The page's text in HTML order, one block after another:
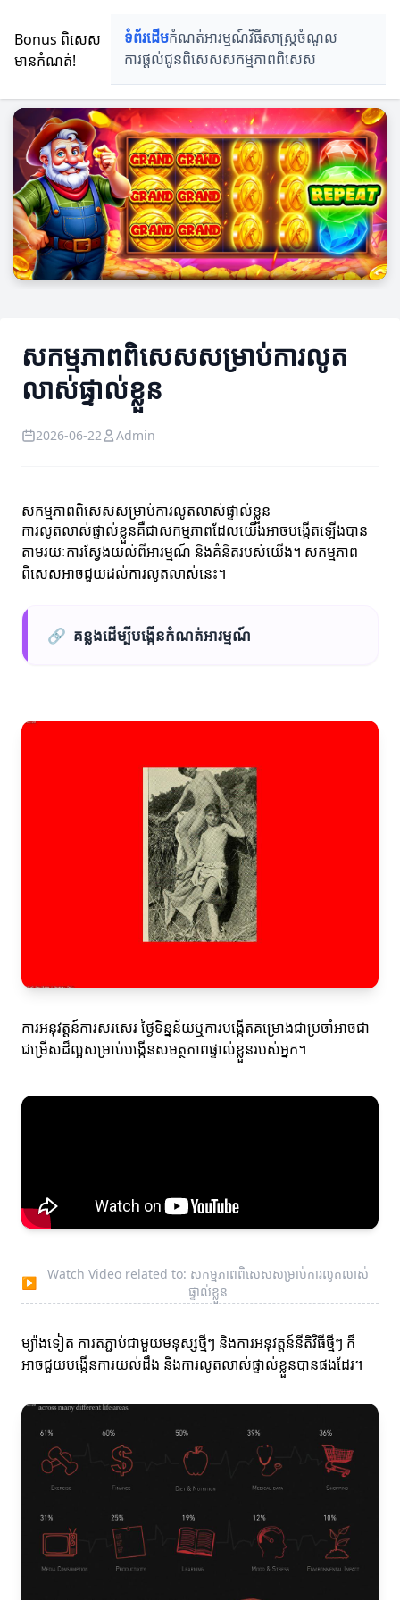
Bonus ពិសេស
មានកំណត់!
ទំព័រដើមកំណត់អារម្មណ៍វិធីសាស្រ្តចំណូល
ការផ្តល់ជូនពិសេសសកម្មភាពពិសេស
សកម្មភាពពិសេសសម្រាប់ការលូត
លាស់ផ្ទាល់ខ្លួន
2026-06-22 Admin
សកម្មភាពពិសេសសម្រាប់ការលូតលាស់ផ្ទាល់ខ្លួន
ការលូតលាស់ផ្ទាល់ខ្លួនគឺជាសកម្មភាពដែលយើងអាចបង្កើតឡើងបាន
តាមរយៈការស្វែងយល់ពីអារម្មណ៍ និងគំនិតរបស់យើង។ សកម្មភាព
ពិសេសអាចជួយដល់ការលូតលាស់នេះ។
🔗 គន្លងដើម្បីបង្កើនកំណត់អារម្មណ៍
ការអនុវត្តន៍ការសរសេរ ថ្ងៃទិន្នន័យឬការបង្កើតគម្រោងជាប្រចាំអាចជា
ជម្រើសដ៏ល្អសម្រាប់បង្កើនសមត្ថភាពផ្ទាល់ខ្លួនរបស់អ្នក។
▶
Watch Video related to: សកម្មភាពពិសេសសម្រាប់ការលូតលាស់
ផ្ទាល់ខ្លួន
ម្យ៉ាងទៀត ការតភ្ជាប់ជាមួយមនុស្សថ្មីៗ និងការអនុវត្តន៍នីតិវិធីថ្មីៗ ក៏
អាចជួយបង្កើនការយល់ដឹង និងការលូតលាស់ផ្ទាល់ខ្លួនបានផងដែរ។